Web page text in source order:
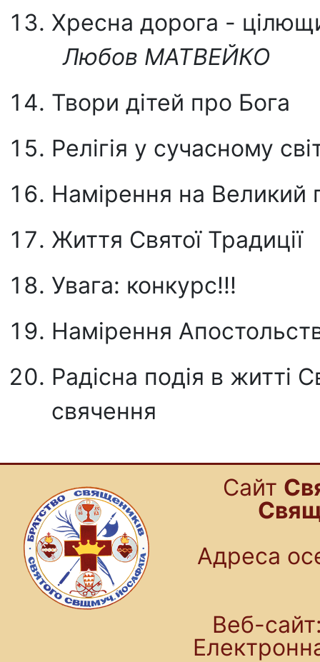
Хресна дорога -
Любов МАТВЕЙКО
Твори дітей про Бога
Релігія у сучасному
Намірення на Великий
Життя Святої Традиції
Увага: конкурс!!!
Намірення
Радісна подія в житті
свячення
Cайт
Адреса
Веб-